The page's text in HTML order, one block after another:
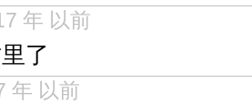
年 以前
了
年 以前